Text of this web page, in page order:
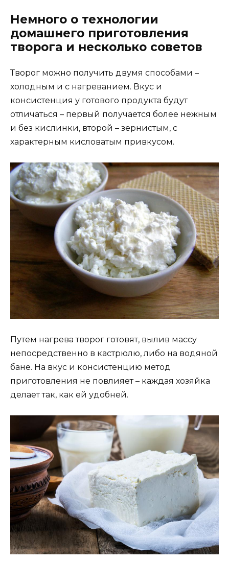
Немного о технологии
домашнего приготовления
творога и несколько советов
Творог можно получить двумя способами –
холодным и с нагреванием. Вкус и
консистенция у готового продукта будут
отличаться – первый получается более нежным
и без кислинки, второй – зернистым, с
характерным кисловатым привкусом.
Путем нагрева творог готовят, вылив массу
непосредственно в кастрюлю, либо на водяной
бане. На вкус и консистенцию метод
приготовления не повлияет – каждая хозяйка
делает так, как ей удобней.